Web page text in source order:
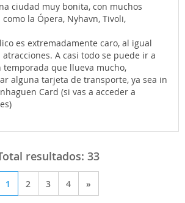
ciudad muy bonita, con muchos
la Ópera, Nyhavn, Tivoli,
es extremadamente caro, al igual
A casi todo se puede ir a
temporada que llueva mucho,
alguna tarjeta de transporte, ya sea in
Card (si vas a acceder a
resultados: 33
1 2 3 4 »